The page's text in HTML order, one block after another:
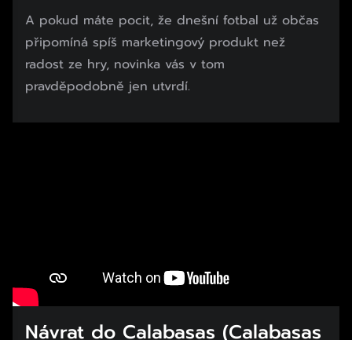
A pokud máte pocit, že dnešní fotbal už občas
připomíná spíš marketingový produkt než
radost ze hry, novinka vás v tom
pravděpodobně jen utvrdí.
Návrat do Calabasas (Calabasas